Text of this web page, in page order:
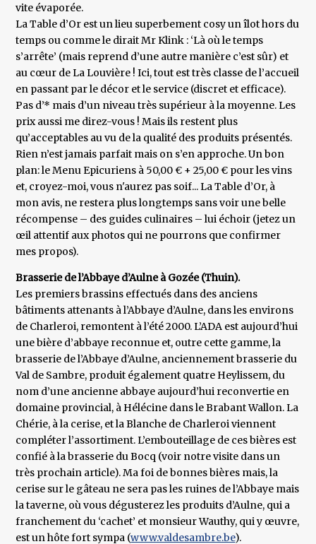
vite évaporée.
La Table d’Or est un lieu superbement cosy un îlot hors du
temps ou comme le dirait Mr Klink : ‘Là où le temps
s’arrête’ (mais reprend d’une autre manière c’est sûr) et
au cœur de La Louvière ! Ici, tout est très classe de l’accueil
en passant par le décor et le service (discret et efficace).
Pas d’* mais d’un niveau très supérieur à la moyenne. Les
prix aussi me direz-vous ! Mais ils restent plus
qu’acceptables au vu de la qualité des produits présentés.
Rien n’est jamais parfait mais on s’en approche. Un bon
plan: le Menu Epicuriens à 50,00 € + 25,00 € pour les vins
et, croyez-moi, vous n'aurez pas soif... La Table d’Or, à
mon avis, ne restera plus longtemps sans voir une belle
récompense – des guides culinaires – lui échoir (jetez un
œil attentif aux photos qui ne pourrons que confirmer
mes propos).
Brasserie de l’Abbaye d’Aulne à Gozée (Thuin).
Les premiers brassins effectués dans des anciens
bâtiments attenants à l’Abbaye d’Aulne, dans les environs
de Charleroi, remontent à l’été 2000. L’ADA est aujourd’hui
une bière d’abbaye reconnue et, outre cette gamme, la
brasserie de l’Abbaye d’Aulne, anciennement brasserie du
Val de Sambre, produit également quatre Heylissem, du
nom d’une ancienne abbaye aujourd’hui reconvertie en
domaine provincial, à Hélécine dans le Brabant Wallon. La
Chérie, à la cerise, et la Blanche de Charleroi viennent
compléter l’assortiment. L’embouteillage de ces bières est
confié à la brasserie du Bocq (voir notre visite dans un
très prochain article). Ma foi de bonnes bières mais, la
cerise sur le gâteau ne sera pas les ruines de l’Abbaye mais
la taverne, où vous dégusterez les produits d’Aulne, qui a
franchement du ‘cachet’ et monsieur Wauthy, qui y œuvre,
est un hôte fort sympa (www.valdesambre.be).